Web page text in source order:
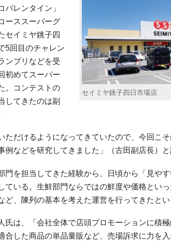
セイミヤ銚子四日市場店
バレンタイン」
ーススーパーグ
セイミヤ銚子四
5回目のチャレン
ンプリなどを受
初めてスーパー
。コンテストの
してきたのは副
ただけるようになってきていたので、今回こ
例などを研究してきました」（古田副店長）と
門を担当してきた経験から、日頃から「見や
ている。生鮮部門ならではの鮮度や価格といっ
ど、陳列の基本を考えた運営を行ってきたとい
氏は、「会社全体で店頭プロモーションに積極
合した商品の単品量販など、売場訴求に力を